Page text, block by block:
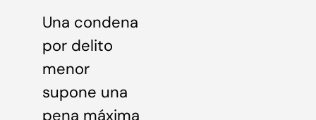
Una condena
por delito
menor
supone una
pena máxima